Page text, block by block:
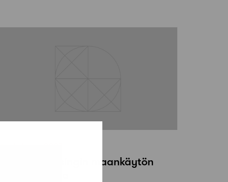
Lausunto Helsingin maankäytön